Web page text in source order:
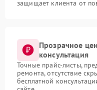
защищает клиента от
Прозрачное
консультация
Точные прайс-листы,
ремонта, отсутствие
бесплатной